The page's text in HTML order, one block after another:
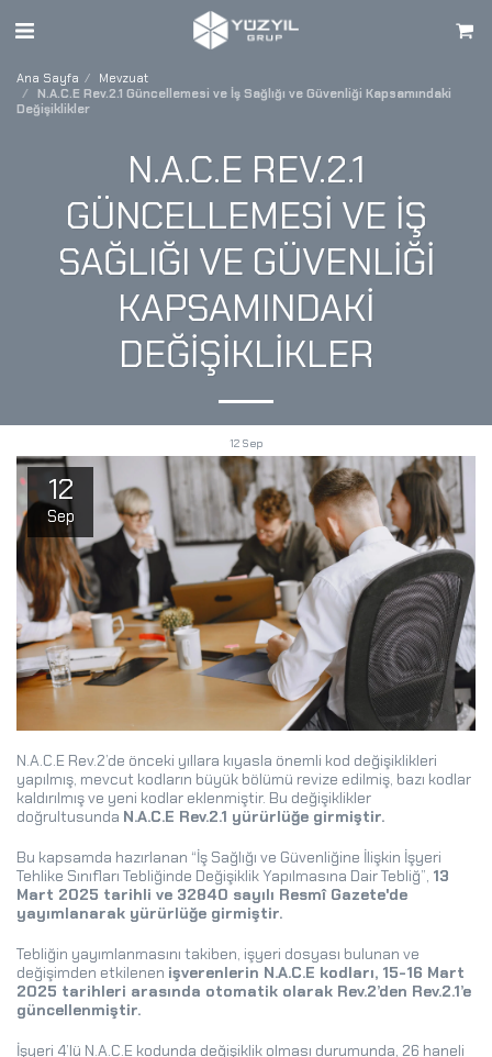
Ana Sayfa
Mevzuat
N.A.C.E Rev.2.1 Güncellemesi ve İş Sağlığı ve Güvenliği Kapsamındaki
Değişiklikler
N.A.C.E REV.2.1
GÜNCELLEMESI VE İŞ
SAĞLIĞI VE GÜVENLIĞI
KAPSAMINDAKI
DEĞIŞIKLIKLER
12 Sep
12
Sep
N.A.C.E Rev.2’de önceki yıllara kıyasla önemli kod değişiklikleri
yapılmış, mevcut kodların büyük bölümü revize edilmiş, bazı kodlar
kaldırılmış ve yeni kodlar eklenmiştir. Bu değişiklikler
doğrultusunda N.A.C.E Rev.2.1 yürürlüğe girmiştir.
Bu kapsamda hazırlanan “İş Sağlığı ve Güvenliğine İlişkin İşyeri
Tehlike Sınıfları Tebliğinde Değişiklik Yapılmasına Dair Tebliğ”, 13
Mart 2025 tarihli ve 32840 sayılı Resmî Gazete'de
yayımlanarak yürürlüğe girmiştir.
Tebliğin yayımlanmasını takiben, işyeri dosyası bulunan ve
değişimden etkilenen işverenlerin N.A.C.E kodları, 15-16 Mart
2025 tarihleri arasında otomatik olarak Rev.2’den Rev.2.1’e
güncellenmiştir.
İşyeri 4’lü N.A.C.E kodunda değişiklik olması durumunda, 26 haneli